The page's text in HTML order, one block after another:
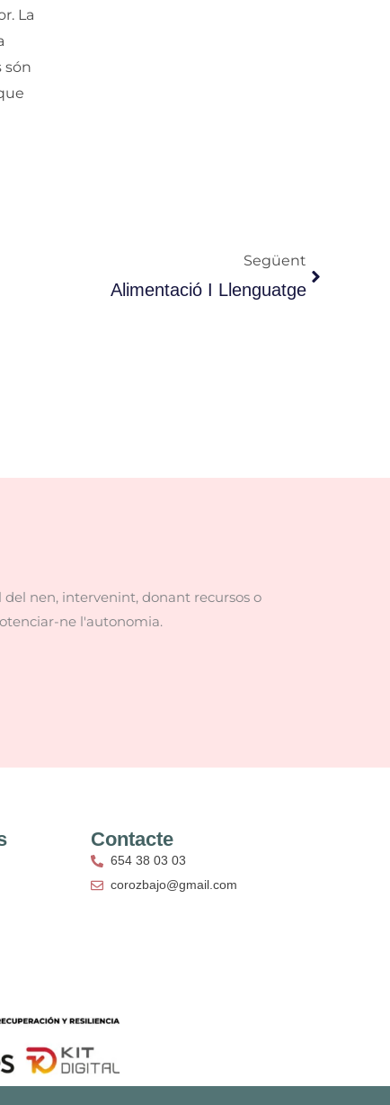
La
són
Següent
Alimentació I Llenguatge
nen, intervenint, donant recursos o
ne l'autonomia.
Contacte
654 38 03 03
corozbajo@gmail.com